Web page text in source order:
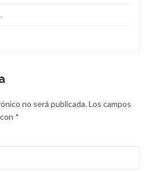
no será publicada.Los campos
*